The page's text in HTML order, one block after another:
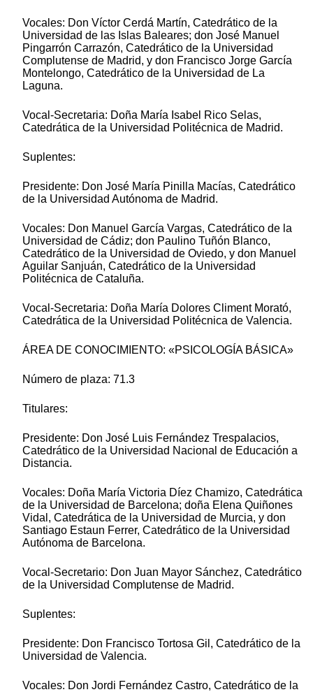
Vocales: Don Víctor Cerdá Martín, Catedrático de la
Universidad de las Islas Baleares; don José Manuel
Pingarrón Carrazón, Catedrático de la Universidad
Complutense de Madrid, y don Francisco Jorge García
Montelongo, Catedrático de la Universidad de La
Laguna.
Vocal-Secretaria: Doña María Isabel Rico Selas,
Catedrática de la Universidad Politécnica de Madrid.
Suplentes:
Presidente: Don José María Pinilla Macías, Catedrático
de la Universidad Autónoma de Madrid.
Vocales: Don Manuel García Vargas, Catedrático de la
Universidad de Cádiz; don Paulino Tuñón Blanco,
Catedrático de la Universidad de Oviedo, y don Manuel
Aguilar Sanjuán, Catedrático de la Universidad
Politécnica de Cataluña.
Vocal-Secretaria: Doña María Dolores Climent Morató,
Catedrática de la Universidad Politécnica de Valencia.
ÁREA DE CONOCIMIENTO: «PSICOLOGÍA BÁSICA»
Número de plaza: 71.3
Titulares:
Presidente: Don José Luis Fernández Trespalacios,
Catedrático de la Universidad Nacional de Educación a
Distancia.
Vocales: Doña María Victoria Díez Chamizo, Catedrática
de la Universidad de Barcelona; doña Elena Quiñones
Vidal, Catedrática de la Universidad de Murcia, y don
Santiago Estaun Ferrer, Catedrático de la Universidad
Autónoma de Barcelona.
Vocal-Secretario: Don Juan Mayor Sánchez, Catedrático
de la Universidad Complutense de Madrid.
Suplentes:
Presidente: Don Francisco Tortosa Gil, Catedrático de la
Universidad de Valencia.
Vocales: Don Jordi Fernández Castro, Catedrático de la